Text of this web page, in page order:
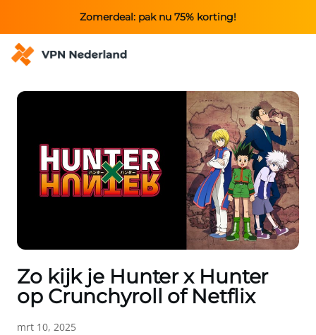
Zomerdeal: pak nu 75% korting!
Zo kijk je Hunter x Hunter
op Crunchyroll of Netflix
mrt 10, 2025